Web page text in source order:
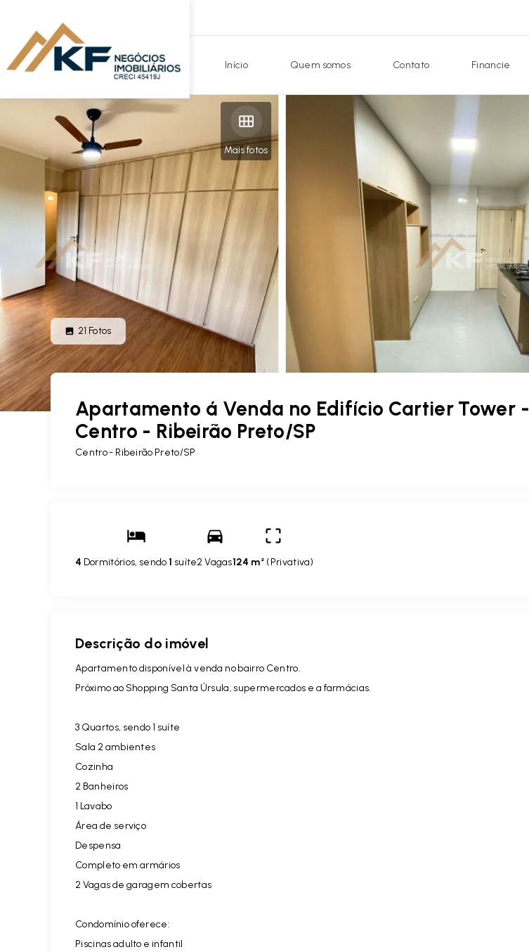
Início Quem somos Contato Financie
Mais fotos
21 Fotos
Apartamento á Venda no Edifício Cartier Tower -
Centro - Ribeirão Preto/SP
Centro - Ribeirão Preto/SP
4 Dormitórios, sendo1 suíte2 Vagas124 m² (Privativa)
Descrição do imóvel
Apartamento disponível à venda no bairro Centro.
Próximo ao Shopping Santa Úrsula, supermercados e a farmácias.
3 Quartos, sendo 1 suíte
Sala 2 ambientes
Cozinha
2 Banheiros
1 Lavabo
Área de serviço
Despensa
Completo em armários
2 Vagas de garagem cobertas
Condomínio oferece:
Piscinas adulto e infantil